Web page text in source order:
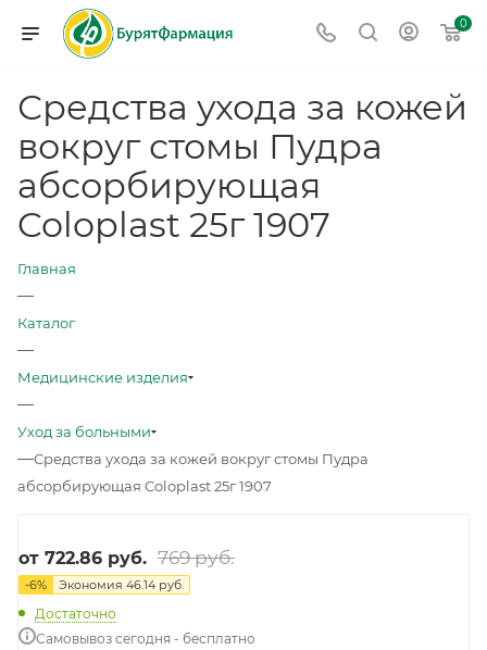
0
Средства ухода за кожей
вокруг стомы Пудра
абсорбирующая
Coloplast 25г 1907
Главная
—
Каталог
—
Медицинские изделия
—
Уход за больными
—Средства ухода за кожей вокруг стомы Пудра
абсорбирующая Coloplast 25г 1907
от 722.86 руб. 769 руб.
-6% Экономия 46.14 руб.
Достаточно
Самовывоз сегодня - бесплатно